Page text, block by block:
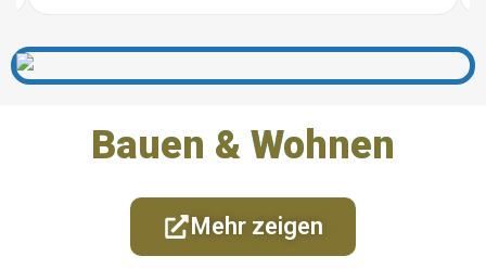
Bauen & Wohnen
Mehr zeigen